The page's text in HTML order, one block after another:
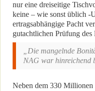
nur eine dreiseitige
keine – wie sonst üblich -
ertragsabhängige Pacht
gutachtlichen Prüfung des
„Die mangelnde
NAG war hinreichend
Neben dem 330